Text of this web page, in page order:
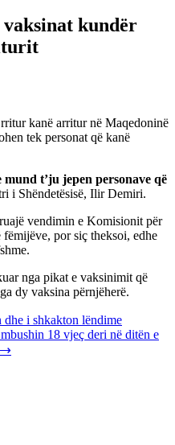
kundër
kanë arritur në Maqedoninë
tek personat që kanë
t’ju jepen personave që
i Shëndetësisë, Ilir Demiri.
vendimin e Komisionit për
por siç theksoi, edhe
nga pikat e vaksinimit që
dy vaksina përnjëherë.
dhe i shkakton lëndime
18 vjeç deri në ditën e